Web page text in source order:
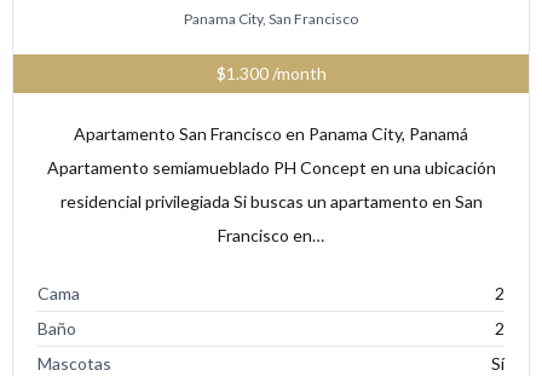
Panama City, San Francisco
$1.300/month
Apartamento San Francisco en Panama City, Panamá
Apartamento semiamueblado PH Concept en una ubicación
residencial privilegiada Si buscas un apartamento en San
Francisco en…
Cama
2
Baño
2
Mascotas
Sí